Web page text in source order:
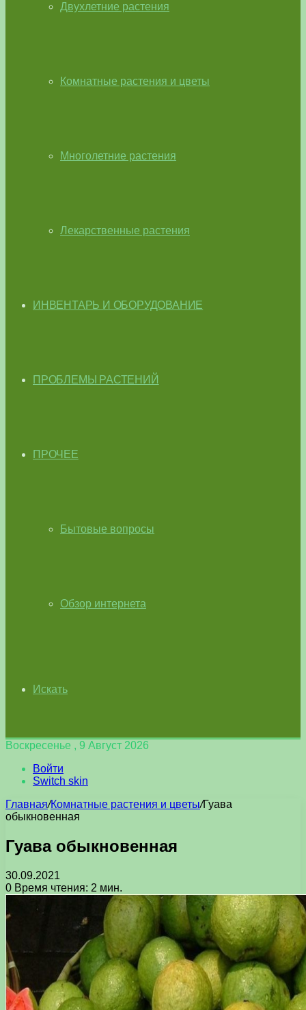
Двухлетние растения
Комнатные растения и цветы
Многолетние растения
Лекарственные растения
ИНВЕНТАРЬ И ОБОРУДОВАНИЕ
ПРОБЛЕМЫ РАСТЕНИЙ
ПРОЧЕЕ
Бытовые вопросы
Обзор интернета
Искать
Воскресенье , 9 Август 2026
Войти
Switch skin
Главная/Комнатные растения и цветы/Гуава
обыкновенная
Гуава обыкновенная
30.09.2021
0 Время чтения: 2 мин.